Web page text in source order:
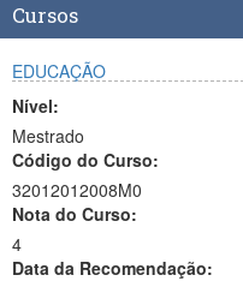
Cursos
EDUCAÇÃO
Nível:
Mestrado
Código do Curso:
32012012008M0
Nota do Curso:
4
Data da Recomendação: